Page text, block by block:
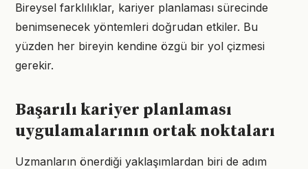
Bireysel farklılıklar, kariyer planlaması sürecinde
benimsenecek yöntemleri doğrudan etkiler. Bu
yüzden her bireyin kendine özgü bir yol çizmesi
gerekir.
Başarılı kariyer planlaması
uygulamalarının ortak noktaları
Uzmanların önerdiği yaklaşımlardan biri de adım